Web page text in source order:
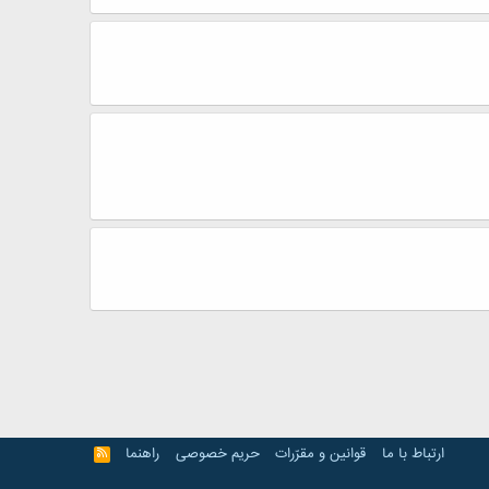
ارتباط با ما قوانین و مقرّرات حریم خصوصی راهنما
R
S